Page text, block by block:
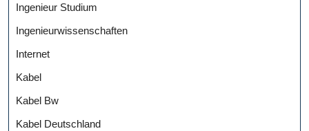
Ingenieur Studium
Ingenieurwissenschaften
Internet
Kabel
Kabel Bw
Kabel Deutschland